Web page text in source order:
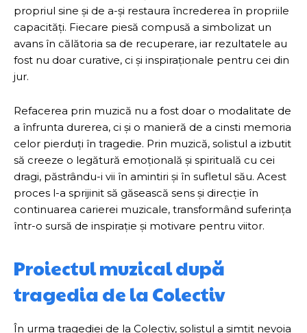
propriul sine și de a-și restaura încrederea în propriile
capacități. Fiecare piesă compusă a simbolizat un
avans în călătoria sa de recuperare, iar rezultatele au
fost nu doar curative, ci și inspiraționale pentru cei din
jur.
Refacerea prin muzică nu a fost doar o modalitate de
a înfrunta durerea, ci și o manieră de a cinsti memoria
celor pierduți în tragedie. Prin muzică, solistul a izbutit
să creeze o legătură emoțională și spirituală cu cei
dragi, păstrându-i vii în amintiri și în sufletul său. Acest
proces l-a sprijinit să găsească sens și direcție în
continuarea carierei muzicale, transformând suferința
într-o sursă de inspirație și motivare pentru viitor.
Proiectul muzical după
tragedia de la Colectiv
În urma tragediei de la Colectiv, solistul a simțit nevoia